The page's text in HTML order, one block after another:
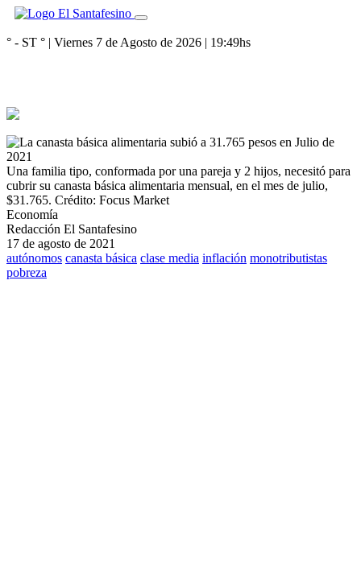
° - ST ° | Viernes 7 de Agosto de 2026 | 19:49hs
Una familia tipo, conformada por una pareja y 2 hijos, necesitó para
cubrir su canasta básica alimentaria mensual, en el mes de julio,
$31.765. Crédito: Focus Market
Economía
Redacción El Santafesino
17 de agosto de 2021
autónomos canasta básica clase media inflación monotributistas
pobreza